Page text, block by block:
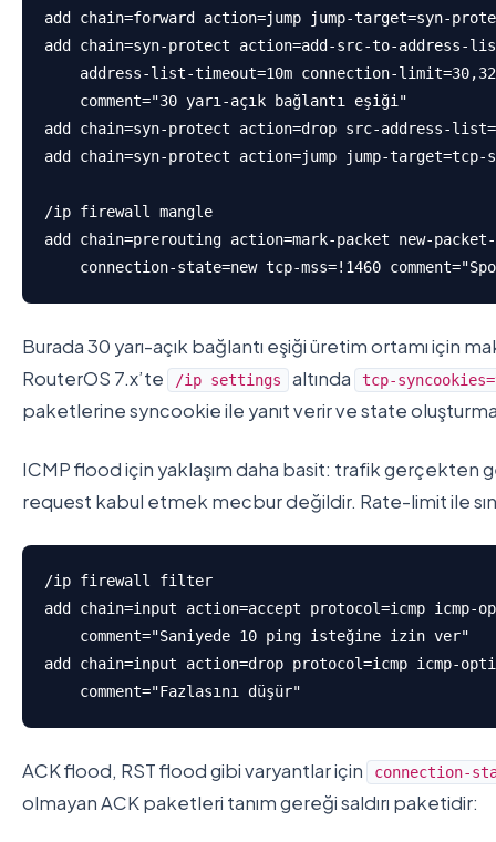
add chain=forward action=jump jump-target=syn-
add chain=syn-protect action=add-src-to-
address-list-timeout=10m connection-
    comment="30 yarı-açık bağlantı eşiği"
add chain=syn-protect action=drop src-address-
add chain=syn-protect action=jump jump-
/ip firewall mangle
add chain=prerouting action=mark-packet new-
connection-state=new tcp-mss=!1460
Burada 30 yarı-açık bağlantı eşiği üretim ortamı için
RouterOS 7.x’te
/ip settings altında tcp-
paketlerine syncookie ile yanıt verir ve state
ICMP flood için yaklaşım daha basit: trafik gerçekten
request kabul etmek mecbur değildir. Rate-limit ile
/ip firewall filter
add chain=input action=accept protocol=icmp
    comment="Saniyede 10 ping isteğine izin ver"
add chain=input action=drop protocol=icmp icmp-
    comment="Fazlasını düşür"
ACK flood, RST flood gibi varyantlar için connection-
olmayan ACK paketleri tanım gereği saldırı paketidir: